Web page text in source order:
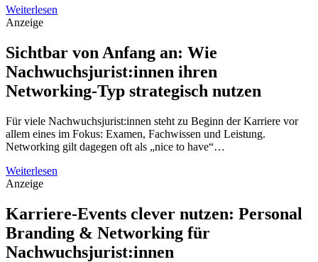
Weiterlesen
Anzeige
Sichtbar von Anfang an: Wie
Nachwuchsjurist:innen ihren
Networking-Typ strategisch nutzen
Für viele Nachwuchsjurist:innen steht zu Beginn der Karriere vor
allem eines im Fokus: Examen, Fachwissen und Leistung.
Networking gilt dagegen oft als „nice to have“…
Weiterlesen
Anzeige
Karriere-Events clever nutzen: Personal
Branding & Networking für
Nachwuchsjurist:innen